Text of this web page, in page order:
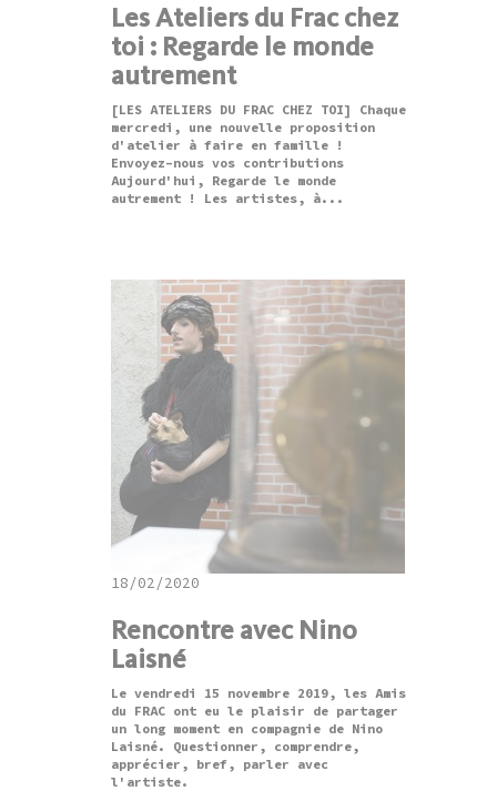
Les Ateliers du Frac chez
toi : Regarde le monde
autrement
[LES ATELIERS DU FRAC CHEZ TOI] Chaque
mercredi, une nouvelle proposition
d'atelier à faire en famille !
Envoyez-nous vos contributions
Aujourd'hui, Regarde le monde
autrement ! Les artistes, à...
18/02/2020
Rencontre avec Nino
Laisné
Le vendredi 15 novembre 2019, les Amis
du FRAC ont eu le plaisir de partager
un long moment en compagnie de Nino
Laisné. Questionner, comprendre,
apprécier, bref, parler avec
l'artiste.